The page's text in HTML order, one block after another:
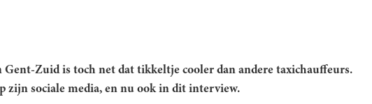
Gent-Zuidis toch net dat tikkeltje cooler dan andere taxichauffeurs.
zijn sociale media, en nu ook in dit interview.